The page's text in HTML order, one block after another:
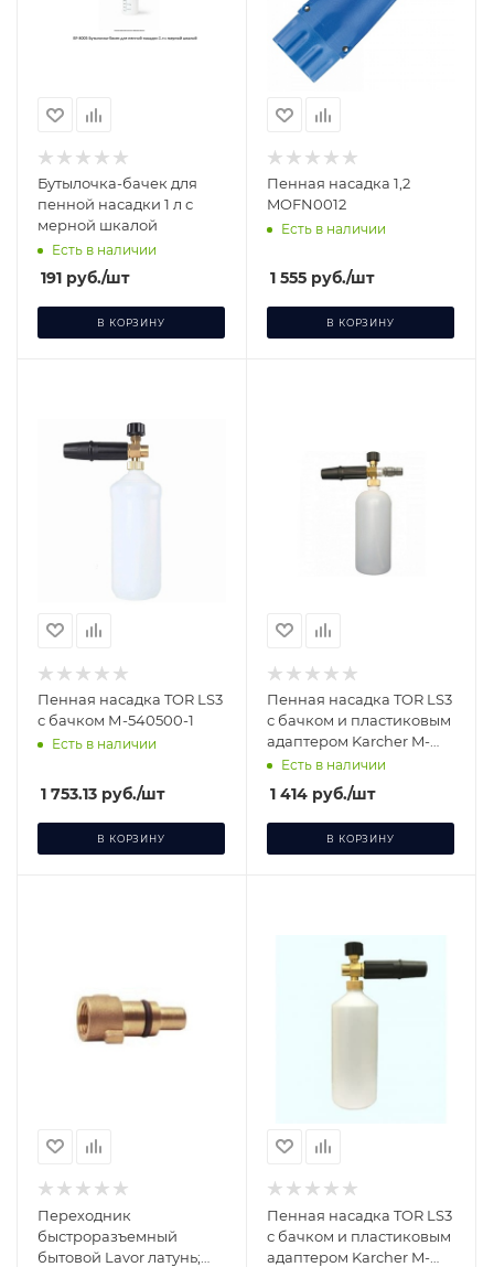
Бутылочка-бачек для
пенной насадки 1 л с
мерной шкалой
Есть в наличии
191 руб./шт
В КОРЗИНУ
Пенная насадка 1,2
MOFN0012
Есть в наличии
1 555 руб./шт
В КОРЗИНУ
Пенная насадка TOR LS3
с бачком М-540500-1
Есть в наличии
1 753.13 руб./шт
В КОРЗИНУ
Пенная насадка TOR LS3
с бачком и пластиковым
адаптером Karcher M-
540502
Есть в наличии
1 414 руб./шт
В КОРЗИНУ
Переходник
быстроразъемный
бытовой Lavor латунь;
Пенная насадка TOR LS3
с бачком и пластиковым
адаптером Karcher M-